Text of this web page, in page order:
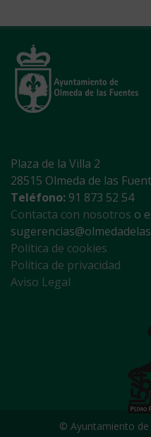
Plaza de la Villa 2
28515 Olmeda de las
Teléfono: 91 873 52 54
Contacta con nosotros o
Política de cookies
Política de privacidad
Aviso Legal
© Ayuntamiento de